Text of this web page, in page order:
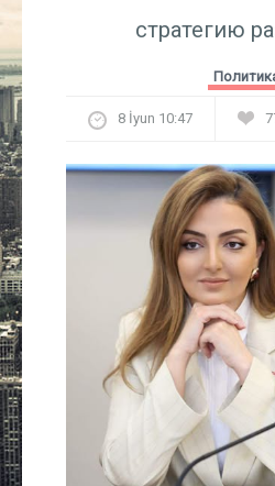
стратегию
8 İyun 10:47